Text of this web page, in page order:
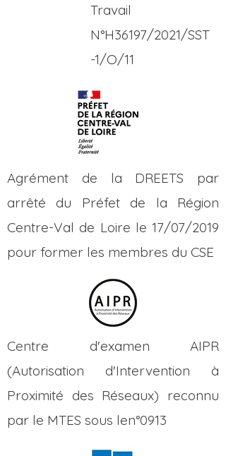
Travail
N°H36197/2021/SST
-1/O/11
Agrément de la DREETS par
arrêté du Préfet de la Région
Centre-Val de Loire le 17/07/2019
pour former les membres du CSE
Centre d'examen AIPR
(Autorisation d'Intervention à
Proximité des Réseaux) reconnu
par le MTES sous len°0913